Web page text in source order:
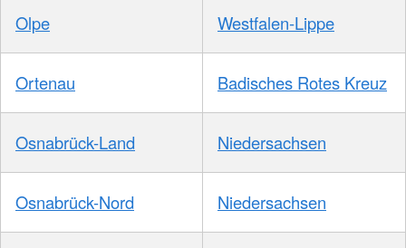
Olpe Westfalen-Lippe
Ortenau Badisches Rotes Kreuz
Osnabrück-Land Niedersachsen
Osnabrück-Nord Niedersachsen